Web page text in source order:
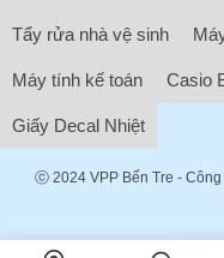
Tẩy rửa nhà vệ sinh
Máy tính kế toán Casio
Giấy Decal Nhiệt
ⓒ 2024 VPP Bến Tre - Công